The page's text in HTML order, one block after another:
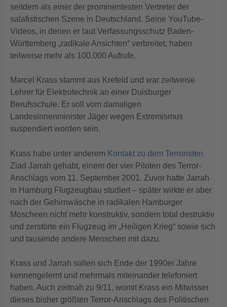
seitdem als einer der prominentesten Vertreter der
salafistischen Szene in Deutschland. Seine YouTube-
Videos, in denen er laut Verfassungsschutz Baden-
Württemberg „radikale Ansichten“ verbreitet, haben
teilweise mehr als 100.000 Aufrufe.
Marcel Krass stammt aus Krefeld und war zeitweise
Lehrer für Elektrotechnik an einer Duisburger
Berufsschule. Er soll vom damaligen
Landesinnenminister Jäger wegen Extremismus
suspendiert worden sein.
Krass habe unter anderem Kontakt zu dem Terroristen
Ziad Jarrah gehabt, einem der vier Piloten des Terror-
Anschlags vom 11. September 2001. Zuvor hatte Jarrah
in Hamburg Flugzeugbau studiert – später wirkte er aber
nach der Gehirnwäsche in radikalen Hamburger
Moscheen nicht mehr konstruktiv, sondern total destruktiv
und zerstörte ein Flugzeug im „Heiligen Krieg“ sowie sich
und tausende andere Menschen mit dazu.
Krass und Jarrah sollen sich Ende der 1990er Jahre
kennengelernt und mehrmals miteinander telefoniert
haben. Auch zeitnah zu 9/11, womit Krass ein Mitwisser
dieses bisher größten Terror-Anschlags des Politischen